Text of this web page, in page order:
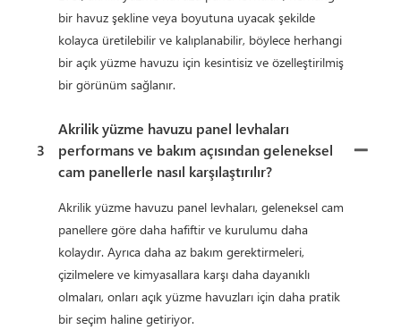
bir havuz şekline veya boyutuna uyacak şekilde
kolayca üretilebilir ve kalıplanabilir, böylece herhangi
bir açık yüzme havuzu için kesintisiz ve özelleştirilmiş
bir görünüm sağlanır.
3
Akrilik yüzme havuzu panel levhaları
performans ve bakım açısından geleneksel
cam panellerle nasıl karşılaştırılır?
Akrilik yüzme havuzu panel levhaları, geleneksel cam
panellere göre daha hafiftir ve kurulumu daha
kolaydır. Ayrıca daha az bakım gerektirmeleri,
çizilmelere ve kimyasallara karşı daha dayanıklı
olmaları, onları açık yüzme havuzları için daha pratik
bir seçim haline getiriyor.